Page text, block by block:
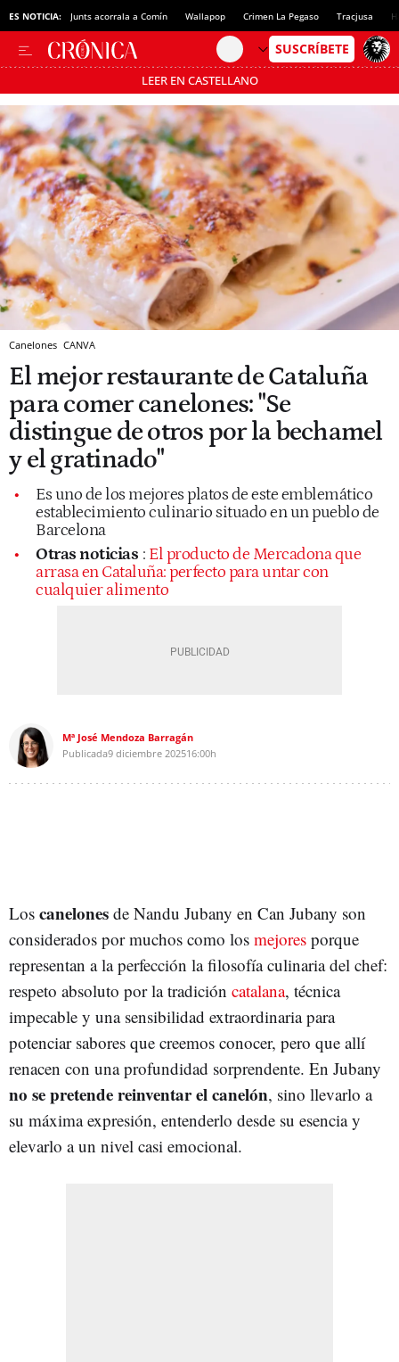
ES NOTICIA: Junts acorrala a Comín Wallapop Crimen La Pegaso Tracjusa
LEER EN CASTELLANO
Pásate al MODO AHORRO
Canelones CANVA
El mejor restaurante de Cataluña
para comer canelones: "Se
distingue de otros por la bechamel
y el gratinado"
Es uno de los mejores platos de este emblemático
establecimiento culinario situado en un pueblo de
Barcelona
Otras noticias : El producto de Mercadona que
arrasa en Cataluña: perfecto para untar con
cualquier alimento
Mª José Mendoza Barragán
Publicada9 diciembre 202516:00h
Los canelones de Nandu Jubany en Can Jubany son
considerados por muchos como los mejores porque
representan a la perfección la filosofía culinaria del chef:
respeto absoluto por la tradición catalana, técnica
impecable y una sensibilidad extraordinaria para
potenciar sabores que creemos conocer, pero que allí
renacen con una profundidad sorprendente. En Jubany
no se pretende reinventar el canelón, sino llevarlo a
su máxima expresión, entenderlo desde su esencia y
elevarlo a un nivel casi emocional.